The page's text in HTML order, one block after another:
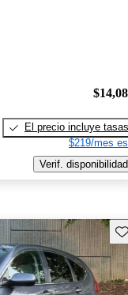
El precio incluye tasas
$219/mes
Verif. disponibilidad